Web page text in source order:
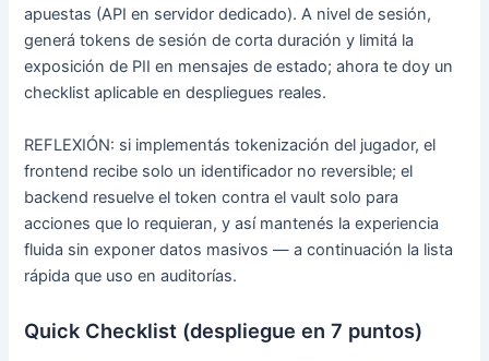
apuestas (API en servidor dedicado). A nivel de sesión,
generá tokens de sesión de corta duración y limitá la
exposición de PII en mensajes de estado; ahora te doy un
checklist aplicable en despliegues reales.
REFLEXIÓN: si implementás tokenización del jugador, el
frontend recibe solo un identificador no reversible; el
backend resuelve el token contra el vault solo para
acciones que lo requieran, y así mantenés la experiencia
fluida sin exponer datos masivos — a continuación la lista
rápida que uso en auditorías.
Quick Checklist (despliegue en 7 puntos)